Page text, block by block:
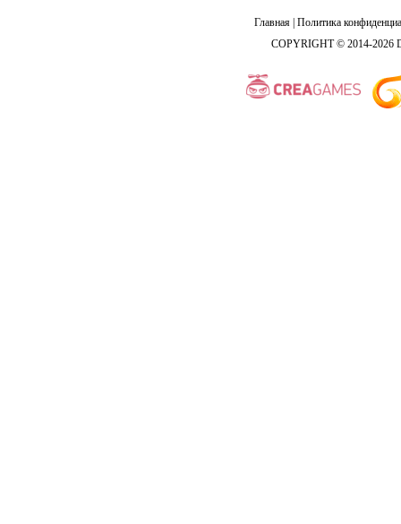
Главная Политика
COPYRIGHT © 2014-2026